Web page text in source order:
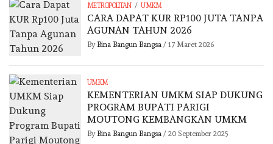
METROPOLITAN / UMKM
CARA DAPAT KUR RP100 JUTA TANPA
AGUNAN TAHUN 2026
By Bina Bangun Bangsa / 17 Maret 2026
UMKM
KEMENTERIAN UMKM SIAP DUKUNG
PROGRAM BUPATI PARIGI
MOUTONG KEMBANGKAN UMKM
By Bina Bangun Bangsa / 20 September 2025